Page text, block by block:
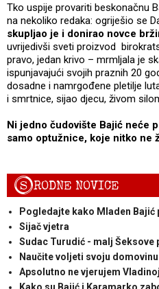
Tko uspije provariti beskonačnu
na nekoliko redaka: ogriješio se
skupljao je i donirao novce
uvrijedivši sveti proizvod
pravo, jedan krivo – mrmljala je
ispunjavajući svojih praznih 20
dosadne i namrgođene pletilje
i smrtnice, sijao djecu, živom
Ni jedno čudovište Bajić neće
samo optužnice, koje nitko ne
SRODNE NOVICE
Pogledajte kako Mladen Bajić
Sijač vjetra
Sudac Turudić - malj Šeksove
Naučite voljeti svoju domovinu
Apsolutno ne vjerujem